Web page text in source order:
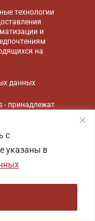
с
указаны в
технологии
и
на
данных
- принадлежат